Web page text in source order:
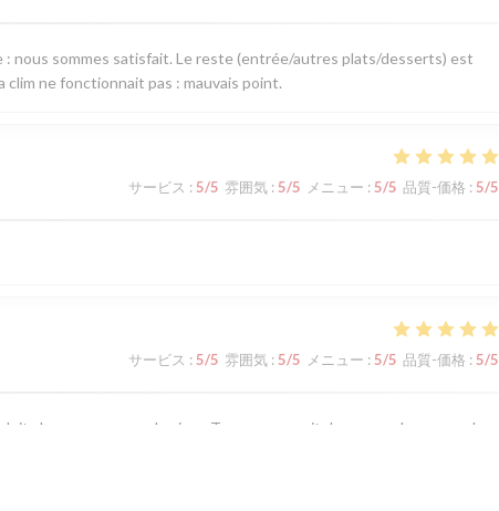
nous sommes satisfait. Le reste (entrée/autres plats/desserts) est
clim ne fonctionnait pas : mauvais point.
サービス : 5/5 雰囲気 : 5/5 メニュー : 5/5 品質-価格 : 5/5
サービス : 5/5 雰囲気 : 5/5 メニュー : 5/5 品質-価格 : 5/5
locaux, au cœur du vieux Tours...ce serait dommage de ne pas s'y